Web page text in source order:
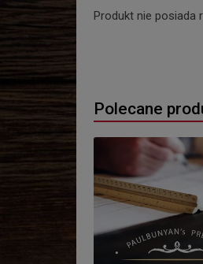
Produkt nie posiada
Polecane